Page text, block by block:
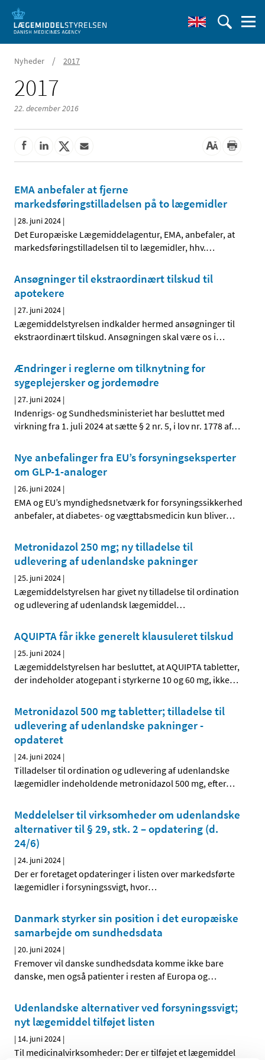
Nyheder / 2017
2017
22. december 2016
EMA anbefaler at fjerne
markedsføringstilladelsen på to lægemidler
|28. juni 2024 |
Det Europæiske Lægemiddelagentur, EMA, anbefaler, at
markedsføringstilladelsen til to lægemidler, hhv.…
Ansøgninger til ekstraordinært tilskud til
apotekere
|27. juni 2024 |
Lægemiddelstyrelsen indkalder hermed ansøgninger til
ekstraordinært tilskud. Ansøgningen skal være os i…
Ændringer i reglerne om tilknytning for
sygeplejersker og jordemødre
|27. juni 2024 |
Indenrigs- og Sundhedsministeriet har besluttet med
virkning fra 1. juli 2024 at sætte § 2 nr. 5, i lov nr. 1778 af…
Nye anbefalinger fra EU’s forsyningseksperter
om GLP-1-analoger
|26. juni 2024 |
EMA og EU’s myndighedsnetværk for forsyningssikkerhed
anbefaler, at diabetes- og vægttabsmedicin kun bliver…
Metronidazol 250 mg; ny tilladelse til
udlevering af udenlandske pakninger
|25. juni 2024 |
Lægemiddelstyrelsen har givet ny tilladelse til ordination
og udlevering af udenlandsk lægemiddel…
AQUIPTA får ikke generelt klausuleret tilskud
|25. juni 2024 |
Lægemiddelstyrelsen har besluttet, at AQUIPTA tabletter,
der indeholder atogepant i styrkerne 10 og 60 mg, ikke…
Metronidazol 500 mg tabletter; tilladelse til
udlevering af udenlandske pakninger -
opdateret
|24. juni 2024 |
Tilladelser til ordination og udlevering af udenlandske
lægemidler indeholdende metronidazol 500 mg, efter…
Meddelelser til virksomheder om udenlandske
alternativer til § 29, stk. 2 – opdatering (d.
24/6)
|24. juni 2024 |
Der er foretaget opdateringer i listen over markedsførte
lægemidler i forsyningssvigt, hvor…
Danmark styrker sin position i det europæiske
samarbejde om sundhedsdata
|20. juni 2024 |
Fremover vil danske sundhedsdata komme ikke bare
danske, men også patienter i resten af Europa og…
Udenlandske alternativer ved forsyningssvigt;
nyt lægemiddel tilføjet listen
| 14. juni 2024 |
Til medicinalvirksomheder: Der er tilføjet et lægemiddel